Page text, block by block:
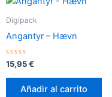
Digipack
Angantyr – Hævn
Valorado
con
0
15,95€
Añadir al carrito